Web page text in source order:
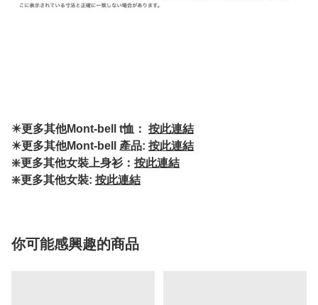
✴️更多其他Mont-bell t恤： 按此連結
✴️更多其他Mont-bell 產品: 按此連結
❇️更多其他女裝上身衫： 按此連結
❇️更多其他女裝: 按此連結
你可能感興趣的商品